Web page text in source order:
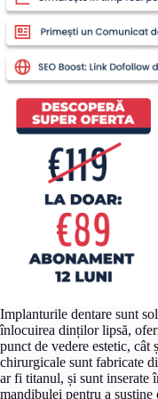
Implanturile dentare sunt
înlocuirea dinților lipsă,
punct de vedere estetic,
chirurgicale sunt fabricate
ar fi titanul, și sunt inserate
mandibulei pentru a susține